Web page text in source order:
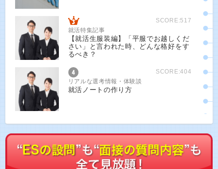
SCORE:517
就活特集記事
【就活生服装編】「平服でお越しくだ
さい」と言われた時、どんな格好をす
るべき？
SCORE:404
リアルな選考情報・体験談
就活ノートの作り方